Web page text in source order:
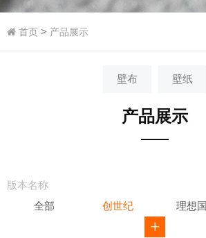
首页 > 产品展示
壁布 壁纸
产品展示
版本名称
全部
创世纪 理想国